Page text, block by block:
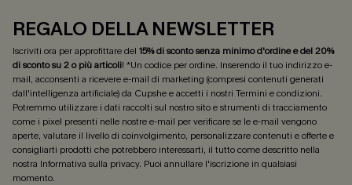
REGALO DELLA NEWSLETTER
Iscriviti ora per approfittare del 15% di sconto senza minimo d'ordine e del 20%
di sconto su 2 o più articoli! *Un codice per ordine. Inserendo il tuo indirizzo e-
mail, acconsenti a ricevere e-mail di marketing (compresi contenuti generati
dall'intelligenza artificiale) da Cupshe e accetti i nostri Termini e condizioni.
Potremmo utilizzare i dati raccolti sul nostro sito e strumenti di tracciamento
come i pixel presenti nelle nostre e-mail per verificare se le e-mail vengono
aperte, valutare il livello di coinvolgimento, personalizzare contenuti e offerte e
consigliarti prodotti che potrebbero interessarti, il tutto come descritto nella
nostra Informativa sulla privacy. Puoi annullare l'iscrizione in qualsiasi
momento.